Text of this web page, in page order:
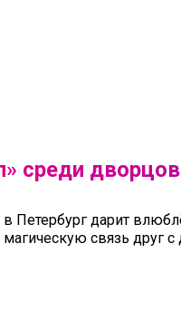
среди
Петербург дарит
связь друг с